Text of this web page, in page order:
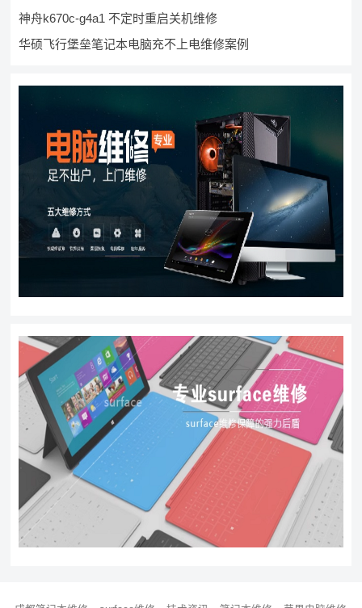
神舟k670c-g4a1 不定时重启关机维修
华硕飞行堡垒笔记本电脑充不上电维修案例